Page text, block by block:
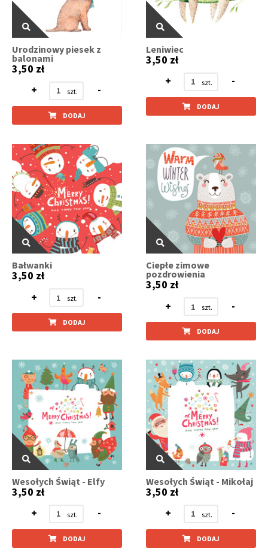
Urodzinowy piesek z
balonami
3,50 zł
+
-
DODAJ
Leniwiec
3,50 zł
+
-
DODAJ
Bałwanki
3,50 zł
+
-
DODAJ
Ciepłe zimowe
pozdrowienia
3,50 zł
+
-
DODAJ
Wesołych Świąt - Elfy
3,50 zł
+
-
DODAJ
Wesołych Świąt - Mikołaj
3,50 zł
+
-
DODAJ